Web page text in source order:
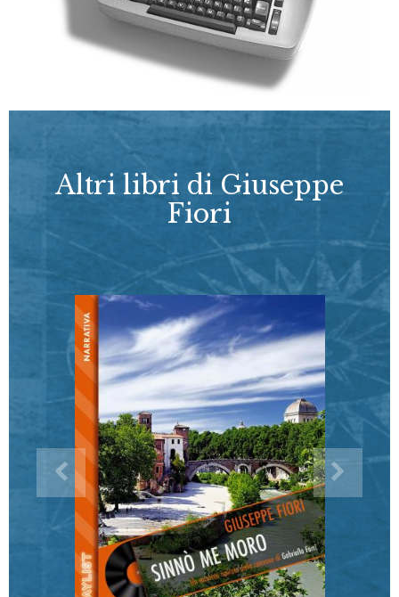
Altri libri di Giuseppe
Fiori